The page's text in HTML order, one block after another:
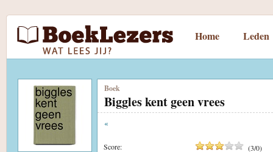
Home Leden
Boek
Biggles kent geen vrees
«
Score: (3/0)